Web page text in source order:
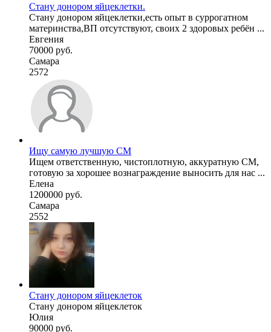
Стану донором яйцеклетки.
Стану донором яйцеклетки,есть опыт в суррогатном
материнства,ВП отсутствуют, своих 2 здоровых ребён ...
Евгения
70000 руб.
Самара
2572
Ищу самую лучшую СМ
Ищем ответственную, чистоплотную, аккуратную СМ,
готовую за хорошее вознаграждение выносить для нас ...
Елена
1200000 руб.
Самара
2552
Стану донором яйцеклеток
Стану донором яйцеклеток
Юлия
90000 руб.